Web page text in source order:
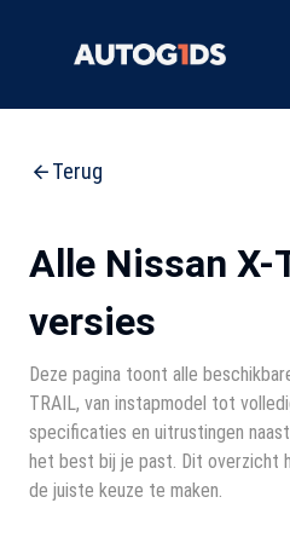
Terug
Alle Nissan X-
versies
Deze pagina toont alle
TRAIL, van instapmodel tot
specificaties en uitrustingen
het best bij je past. Dit overzicht
de juiste keuze te maken.